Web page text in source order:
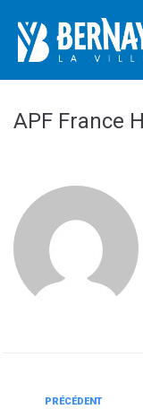
APF France
PRÉCÉDENT